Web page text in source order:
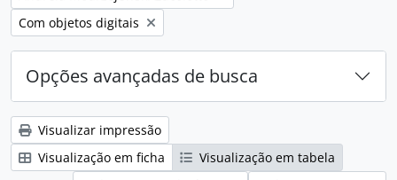
Remover filtro:
Com objetos digitais
Opções avançadas de busca
Visualizar impressão
Visualização em ficha
Visualização em tabela